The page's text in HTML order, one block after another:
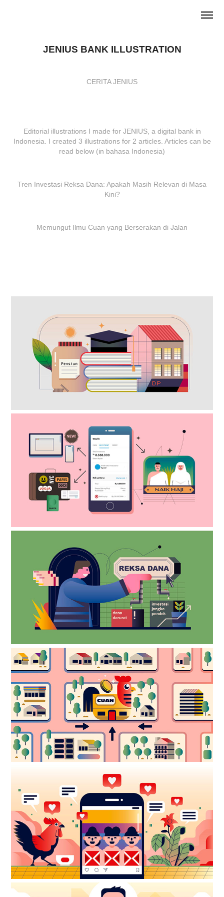
JENIUS BANK ILLUSTRATION
CERITA JENIUS
Editorial illustrations I made for JENIUS, a digital bank in
Indonesia. I created 3 illustrations for 2 articles. Articles can be
read below (in bahasa Indonesia)
Tren Investasi Reksa Dana: Apakah Masih Relevan di Masa
Kini?
Memungut Ilmu Cuan yang Berserakan di Jalan